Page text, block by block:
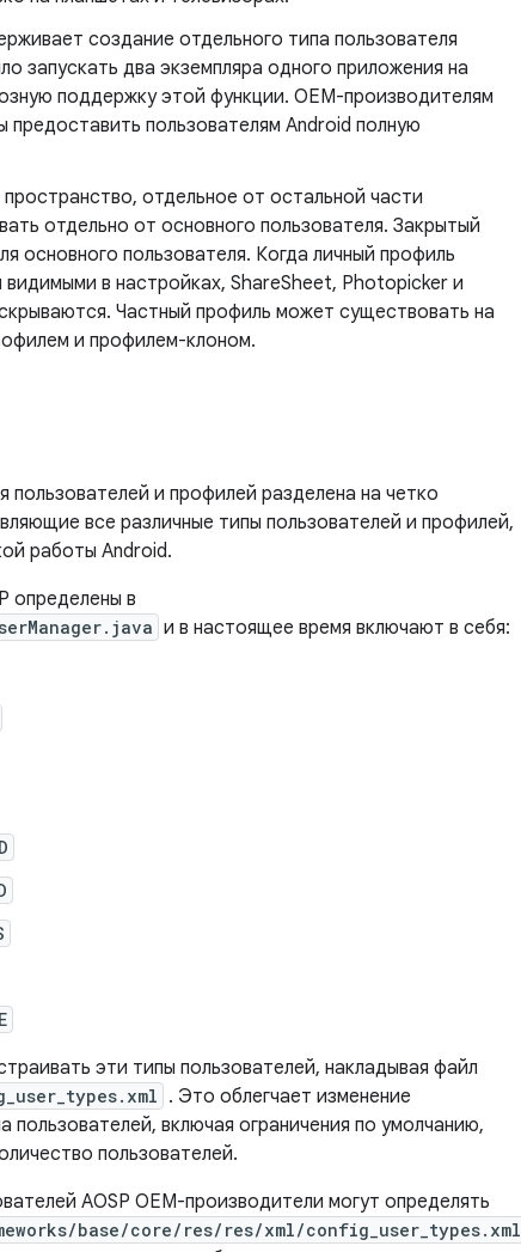
создание отдельного типа пользователя
запускать два экземпляра одного приложения на
поддержку этой функции. OEM-производителям
пользователям Android полную
отдельное от остальной части
отдельно от основного пользователя. Закрытый
основного пользователя. Когда личный профиль
в настройках, ShareSheet, Photopicker и
Частный профиль может существовать на
и профилем-клоном.
пользователей и профилей разделена на четко
все различные типы пользователей и профилей,
работы Android.
определены в
и в настоящее время включают в себя:
эти типы пользователей, накладывая файл
. Это облегчает изменение
включая ограничения по умолчанию,
пользователей.
AOSP OEM-производители могут определять
base/core/res/res/xml/config_user_types.xml